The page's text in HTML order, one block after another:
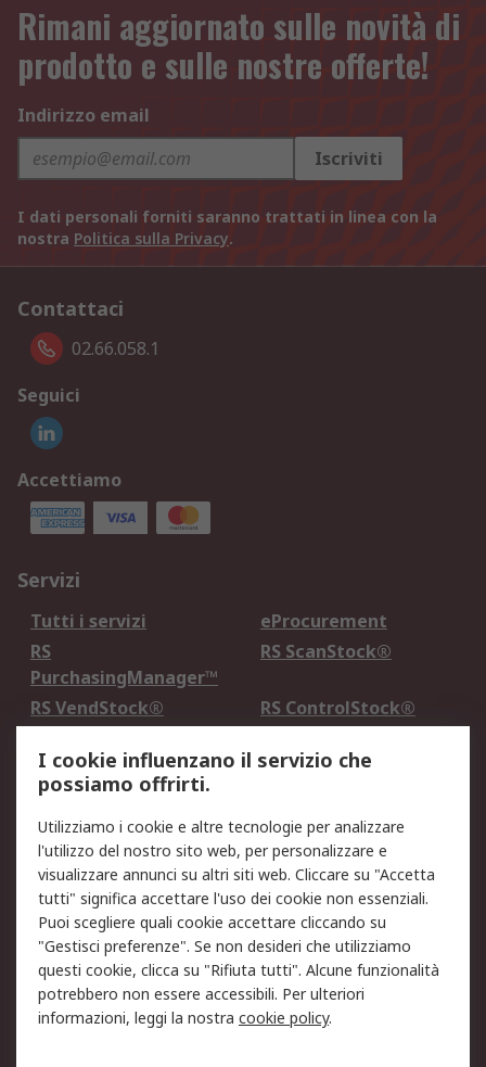
Rimani aggiornato sulle novità di
prodotto e sulle nostre offerte!
Indirizzo email
Iscriviti
I dati personali forniti saranno trattati in linea con la
nostra Politica sulla Privacy.
Contattaci
02.66.058.1
Seguici
Accettiamo
Servizi
Tutti i servizi
eProcurement
RS
PurchasingManager™
RS ScanStock®
RS VendStock®
RS ControlStock®
Legale
Informativa Cookie
Informativa Privacy -
Aggiornata
Email Security
Termini d'uso
Condizioni di vendita
Condizioni generali di
servizio
Etica e responsabilità
Chi Siamo
I cookie influenzano il servizio che
possiamo offrirti.
Utilizziamo i cookie e altre tecnologie per analizzare
l'utilizzo del nostro sito web, per personalizzare e
visualizzare annunci su altri siti web. Cliccare su "Accetta
tutti" significa accettare l'uso dei cookie non essenziali.
Puoi scegliere quali cookie accettare cliccando su
"Gestisci preferenze". Se non desideri che utilizziamo
questi cookie, clicca su "Rifiuta tutti". Alcune funzionalità
potrebbero non essere accessibili. Per ulteriori
informazioni, leggi la nostra cookie policy.